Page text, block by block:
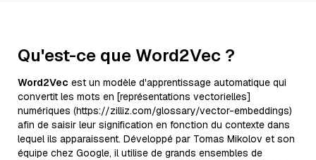
Qu'est-ce que Word2Vec ?
Word2Vec est un modèle d'apprentissage automatique qui
convertit les mots en [représentations vectorielles]
numériques (https://zilliz.com/glossary/vector-embeddings)
afin de saisir leur signification en fonction du contexte dans
lequel ils apparaissent. Développé par Tomas Mikolov et son
équipe chez Google, il utilise de grands ensembles de